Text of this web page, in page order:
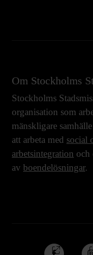
Om Stockholms
Stockholms
organisation som
mänskligare
att arbeta med social
arbetsintegration och
av boendelösningar.
Följ